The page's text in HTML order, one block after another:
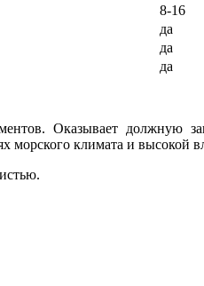
8-16
да
да
да
Оказывает должную
морского климата и высокой